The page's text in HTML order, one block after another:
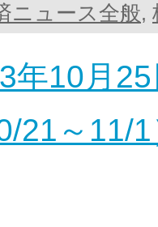
ニュース全般,
年10月
21～11/